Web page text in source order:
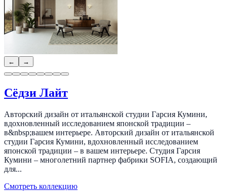
← →
Сёдзи Лайт
Авторский дизайн от итальянской студии Гарсия Кумини,
вдохновленный исследованием японской традиции –
в&nbsp;вашем интерьере. Авторский дизайн от итальянской
студии Гарсия Кумини, вдохновленный исследованием
японской традиции – в вашем интерьере. Студия Гарсия
Кумини – многолетний партнер фабрики SOFIA, создающий
для...
Смотреть коллекцию